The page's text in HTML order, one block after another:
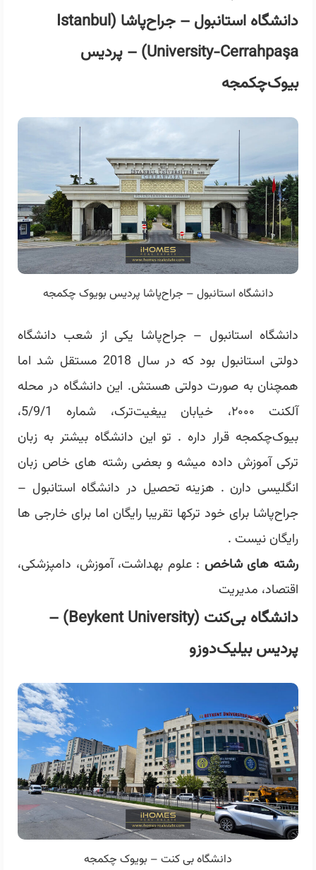
دانشگاه استانبول – جراح‌پاشا (Istanbul
University-Cerrahpaşa) – پردیس
بیوک‌چکمجه
دانشگاه استانبول – جراح‌پاشا پردیس بویوک چکمجه
دانشگاه استانبول – جراح‌پاشا یکی از شعب دانشگاه
دولتی استانبول بود که در سال 2018 مستقل شد اما
همچنان به صورت دولتی هستش. این دانشگاه در محله
آلکنت ۲۰۰۰، خیابان ییغیت‌ترک، شماره 5/9/1،
بیوک‌چکمجه قرار داره . تو این دانشگاه بیشتر به زبان
ترکی آموزش داده میشه و بعضی رشته های خاص زبان
انگلیسی دارن . هزینه تحصیل در دانشگاه استانبول –
جراح‌پاشا برای خود ترکها تقریبا رایگان اما برای خارجی ها
رایگان نیست .
رشته های شاخص : علوم بهداشت، آموزش، دامپزشکی،
اقتصاد، مدیریت
دانشگاه بی‌کنت (Beykent University) –
پردیس بیلیک‌دوزو
دانشگاه بی کنت – بویوک چکمجه